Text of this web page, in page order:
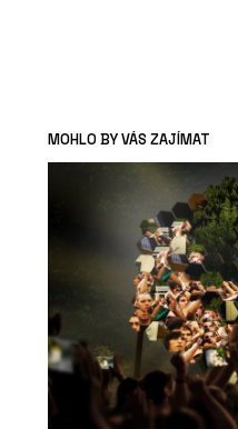
MOHLO BY VÁS ZAJÍMAT